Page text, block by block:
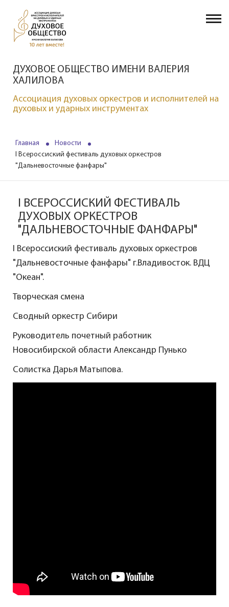
ДУХОВОЕ ОБЩЕСТВО ИМЕНИ ВАЛЕРИЯ
ХАЛИЛОВА
Ассоциация духовых оркестров и исполнителей на
духовых и ударных инструментах
Главная
Новости
I Всероссиский фестиваль духовых оркестров
"Дальневосточные фанфары"
I ВСЕРОССИСКИЙ ФЕСТИВАЛЬ
ДУХОВЫХ ОРКЕСТРОВ
"ДАЛЬНЕВОСТОЧНЫЕ ФАНФАРЫ"
I Всероссиский фестиваль духовых оркестров
"Дальневосточные фанфары" г.Владивосток. ВДЦ
"Океан".
Творческая смена
Сводный оркестр Сибири
Руководитель почетный работник
Новосибирской области Александр Пунько
Солистка Дарья Матыпова.